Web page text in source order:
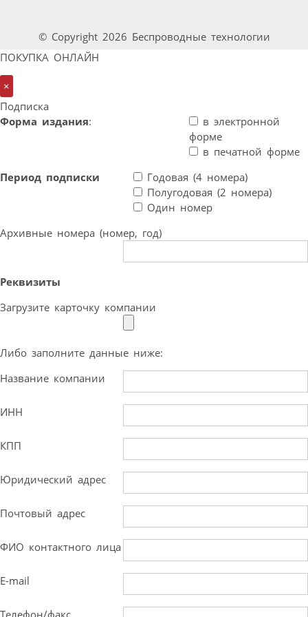
© Copyright 2026 Беспроводные технологии
ПОКУПКА ОНЛАЙН
×
Подписка
Форма издания:
в электронной
форме
в печатной форме
Период подписки
Годовая (4 номера)
Полугодовая (2 номера)
Один номер
Архивные номера (номер, год)
Реквизиты
Загрузите карточку компании
Либо заполните данные ниже:
Название компании
ИНН
КПП
Юридический адрес
Почтовый адрес
ФИО контактного лица
E-mail
Телефон/факс